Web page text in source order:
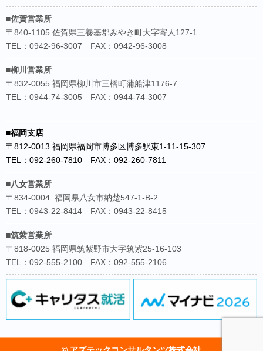
■佐賀営業所
〒840-1105 佐賀県三養基郡みやき町大字寄人127-1
TEL：0942-96-3007 FAX：0942-96-3008
■柳川営業所
〒832-0055 福岡県柳川市三橋町蒲船津1176-7
TEL：0944-74-3005 FAX：0944-74-3007
■福岡支店
〒812-0013 福岡県福岡市博多区博多駅東1-11-15-307
TEL：092-260-7810 FAX：092-260-7811
■八女営業所
〒834-0004 福岡県八女市納楚547-1-B-2
TEL：0943-22-8414 FAX：0943-22-8415
■筑紫営業所
〒818-0025 福岡県筑紫野市大字筑紫25-16-103
TEL：092-555-2100 FAX：092-555-2106